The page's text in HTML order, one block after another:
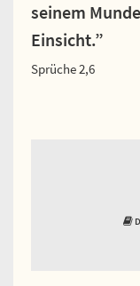
seinem
Einsicht.”
Sprüche 2,6